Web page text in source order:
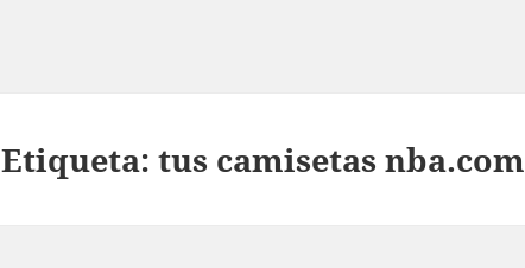
Etiqueta:tus camisetas nba.com